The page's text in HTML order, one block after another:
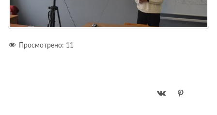
Просмотрено: 11